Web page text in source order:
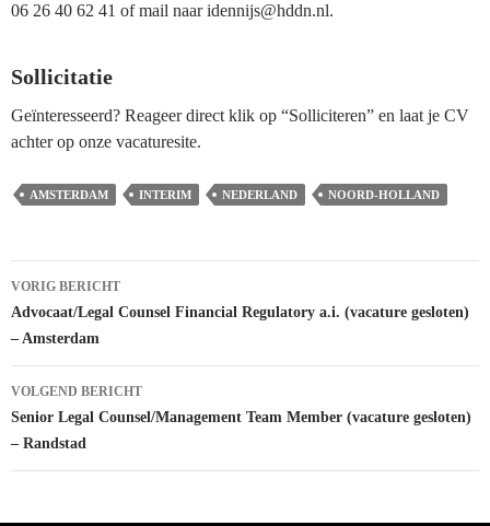
06 26 40 62 41 of mail naar idennijs@hddn.nl.
Sollicitatie
Geïnteresseerd? Reageer direct klik op “Solliciteren” en laat je CV
achter op onze vacaturesite.
AMSTERDAM INTERIM NEDERLAND NOORD-HOLLAND
Bericht
navigatie
VORIG BERICHT
Advocaat/Legal Counsel Financial Regulatory a.i. (vacature gesloten)
– Amsterdam
VOLGEND BERICHT
Senior Legal Counsel/Management Team Member (vacature gesloten)
– Randstad